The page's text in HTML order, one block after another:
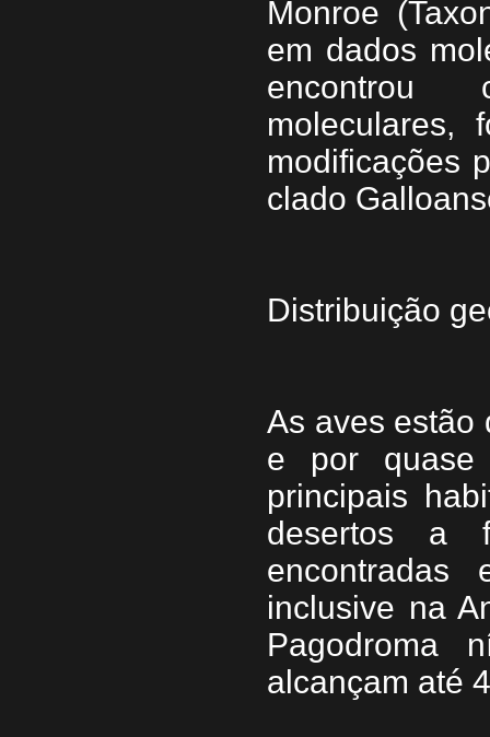
Monroe
em dados
encontrou
moleculares,
modificações
clado
Distribuição
As aves estão
e por
principais
desertos a
inclusive na
Pagodroma
alcançam até